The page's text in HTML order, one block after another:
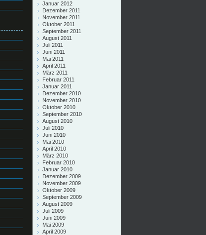
Januar 2012
Dezember 2011
November 2011
Oktober 2011
September 2011
August 2011
Juli 2011
Juni 2011
Mai 2011
April 2011
März 2011
Februar 2011
Januar 2011
Dezember 2010
November 2010
Oktober 2010
September 2010
August 2010
Juli 2010
Juni 2010
Mai 2010
April 2010
März 2010
Februar 2010
Januar 2010
Dezember 2009
November 2009
Oktober 2009
September 2009
August 2009
Juli 2009
Juni 2009
Mai 2009
April 2009